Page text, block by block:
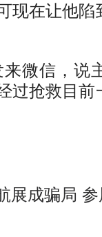
现在让他
微信，说
过抢救目
展成骗局